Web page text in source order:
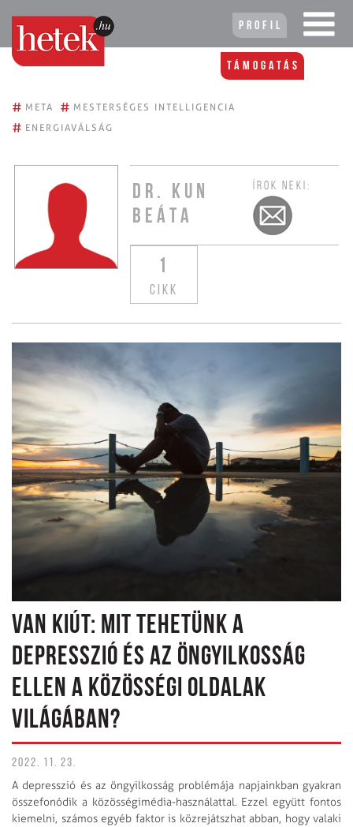
Profil
Támogatás
# META # MESTERSÉGES INTELLIGENCIA
# ENERGIAVÁLSÁG
DR. KUN
BEÁTA
ÍROK NEKI:
1
CIKK
VAN KIÚT: MIT TEHETÜNK A
DEPRESSZIÓ ÉS AZ ÖNGYILKOSSÁG
ELLEN A KÖZÖSSÉGI OLDALAK
VILÁGÁBAN?
2022. 11. 23.
A depresszió és az öngyilkosság problémája napjainkban gyakran
összefonódik a közösségimédia-használattal. Ezzel együtt fontos
kiemelni, számos egyéb faktor is közrejátszhat abban, hogy valaki